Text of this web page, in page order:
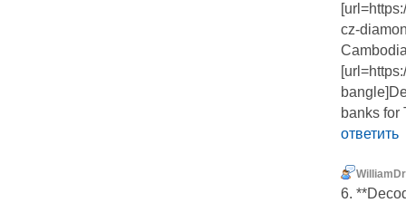
cz-
banks for
ответить
6.